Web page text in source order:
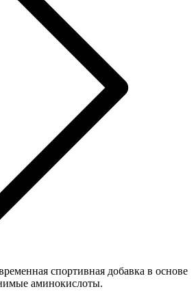
спортивная добавка в основе
аминокислоты.